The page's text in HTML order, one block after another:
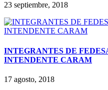
23 septiembre, 2018
INTEGRANTES DE
INTENDENTE CARAM
17 agosto, 2018